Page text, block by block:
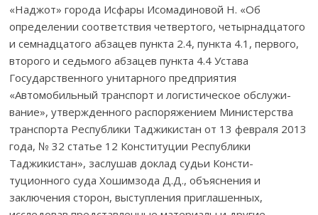
«Наджот» города Исфары Исомадиновой Н. «Об
определении соответствия четвертого, четырнад­цатого
и семнадцатого абзацев пун­кта 2.4, пункта 4.1, первого,
второго и седьмого абзацев пункта 4.4 Устава
Государственного унитарного предприятия
«Автомобильный транспорт и логистическое обслу­жи­
вание», утвержденного распоряжением Минис­терства
транспор­та Республики Таджикистан от 13 февраля 2013
года, № 32 статье 12 Конституции Республики
Таджикистан», заслушав доклад судьи Консти­
туционного суда Хошимзода Д.Д., объяснения и
заключения сторон, выступления приглашенных,